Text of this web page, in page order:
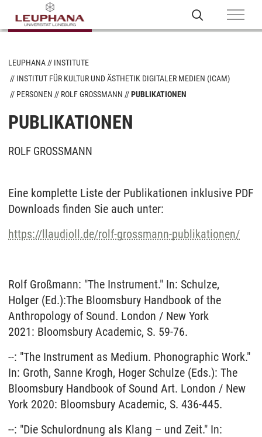
LEUPHANA
INSTITUTE
INSTITUT FÜR KULTUR UND ÄSTHETIK DIGITALER MEDIEN (ICAM)
PERSONEN
ROLF GROSSMANN PUBLIKATIONEN
PUBLIKATIONEN
ROLF GROSSMANN
Eine komplette Liste der Publikationen inklusive PDF
Downloads finden Sie auch unter:
https://llaudioll.de/rolf-grossmann-publikationen/
Rolf Großmann: "The Instrument." In: Schulze,
Holger (Ed.):The Bloomsbury Handbook of the
Anthropology of Sound. London / New York
2021: Bloomsbury Academic, S. 59-76.
--: "The Instrument as Medium. Phonographic Work."
In: Groth, Sanne Krogh, Hoger Schulze (Eds.): The
Bloomsbury Handbook of Sound Art. London / New
York 2020: Bloomsbury Academic, S. 436-445.
--: "Die Schulordnung als Klang – und Zeit." In: